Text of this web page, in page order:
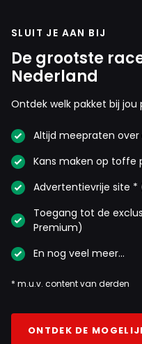
SLUIT JE AAN BIJ
De grootste
Nederland
Ontdek welk pakket bij jou
Altijd meepraten over
Kans maken op toffe
Advertentievrije site *
Toegang tot de
Premium)
En nog veel meer…
* m.u.v. content van derden
ONTDEK DE